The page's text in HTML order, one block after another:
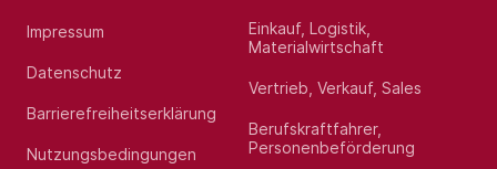
im Gesundheitswesen. Haben Sie Fragen? Rufen Sie
uns gerne unter Jetzt bewerben an. Wir freuen uns
auf Ihre Bewerbung als Facharzt / Oberarzt
Orthopädie und Unfallchirurgie (m/w/d) im Raum
Standort:Bonn
Impressum
Datenschutz
Barrierefreiheitserklärung
Nutzungsbedingungen
Einkauf, Logistik,
Materialwirtschaft
Vertrieb, Verkauf, Sales
Berufskraftfahrer,
Personenbeförderung